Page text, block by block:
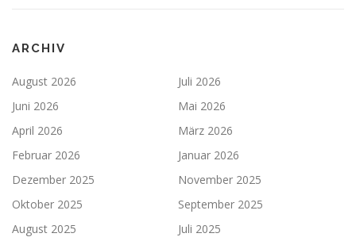
ARCHIV
August 2026
Juli 2026
Juni 2026
Mai 2026
April 2026
März 2026
Februar 2026
Januar 2026
Dezember 2025
November 2025
Oktober 2025
September 2025
August 2025
Juli 2025